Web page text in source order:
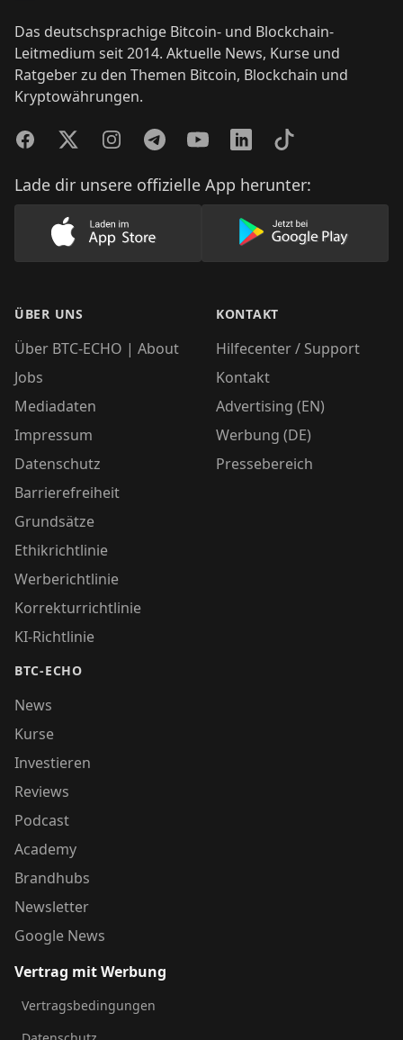
Das deutschsprachige Bitcoin- und Blockchain-
Leitmedium seit 2014. Aktuelle News, Kurse und
Ratgeber zu den Themen Bitcoin, Blockchain und
Kryptowährungen.
FacebookTwitterInstagramTelegramYouTubeLinkedInTikTok
Lade dir unsere offizielle App herunter:
Lade unsere App im AppStore herunter
Lade unsere
ÜBER UNS
Über BTC-ECHO | About
Jobs
Mediadaten
Impressum
Datenschutz
Barrierefreiheit
Grundsätze
Ethikrichtlinie
Werberichtlinie
Korrekturrichtlinie
KI-Richtlinie
BTC-ECHO
News
Kurse
Investieren
Reviews
Podcast
Academy
Brandhubs
Newsletter
Google News
KONTAKT
Hilfecenter / Support
Kontakt
Advertising (EN)
Werbung (DE)
Pressebereich
Vertrag mit Werbung
Vertragsbedingungen